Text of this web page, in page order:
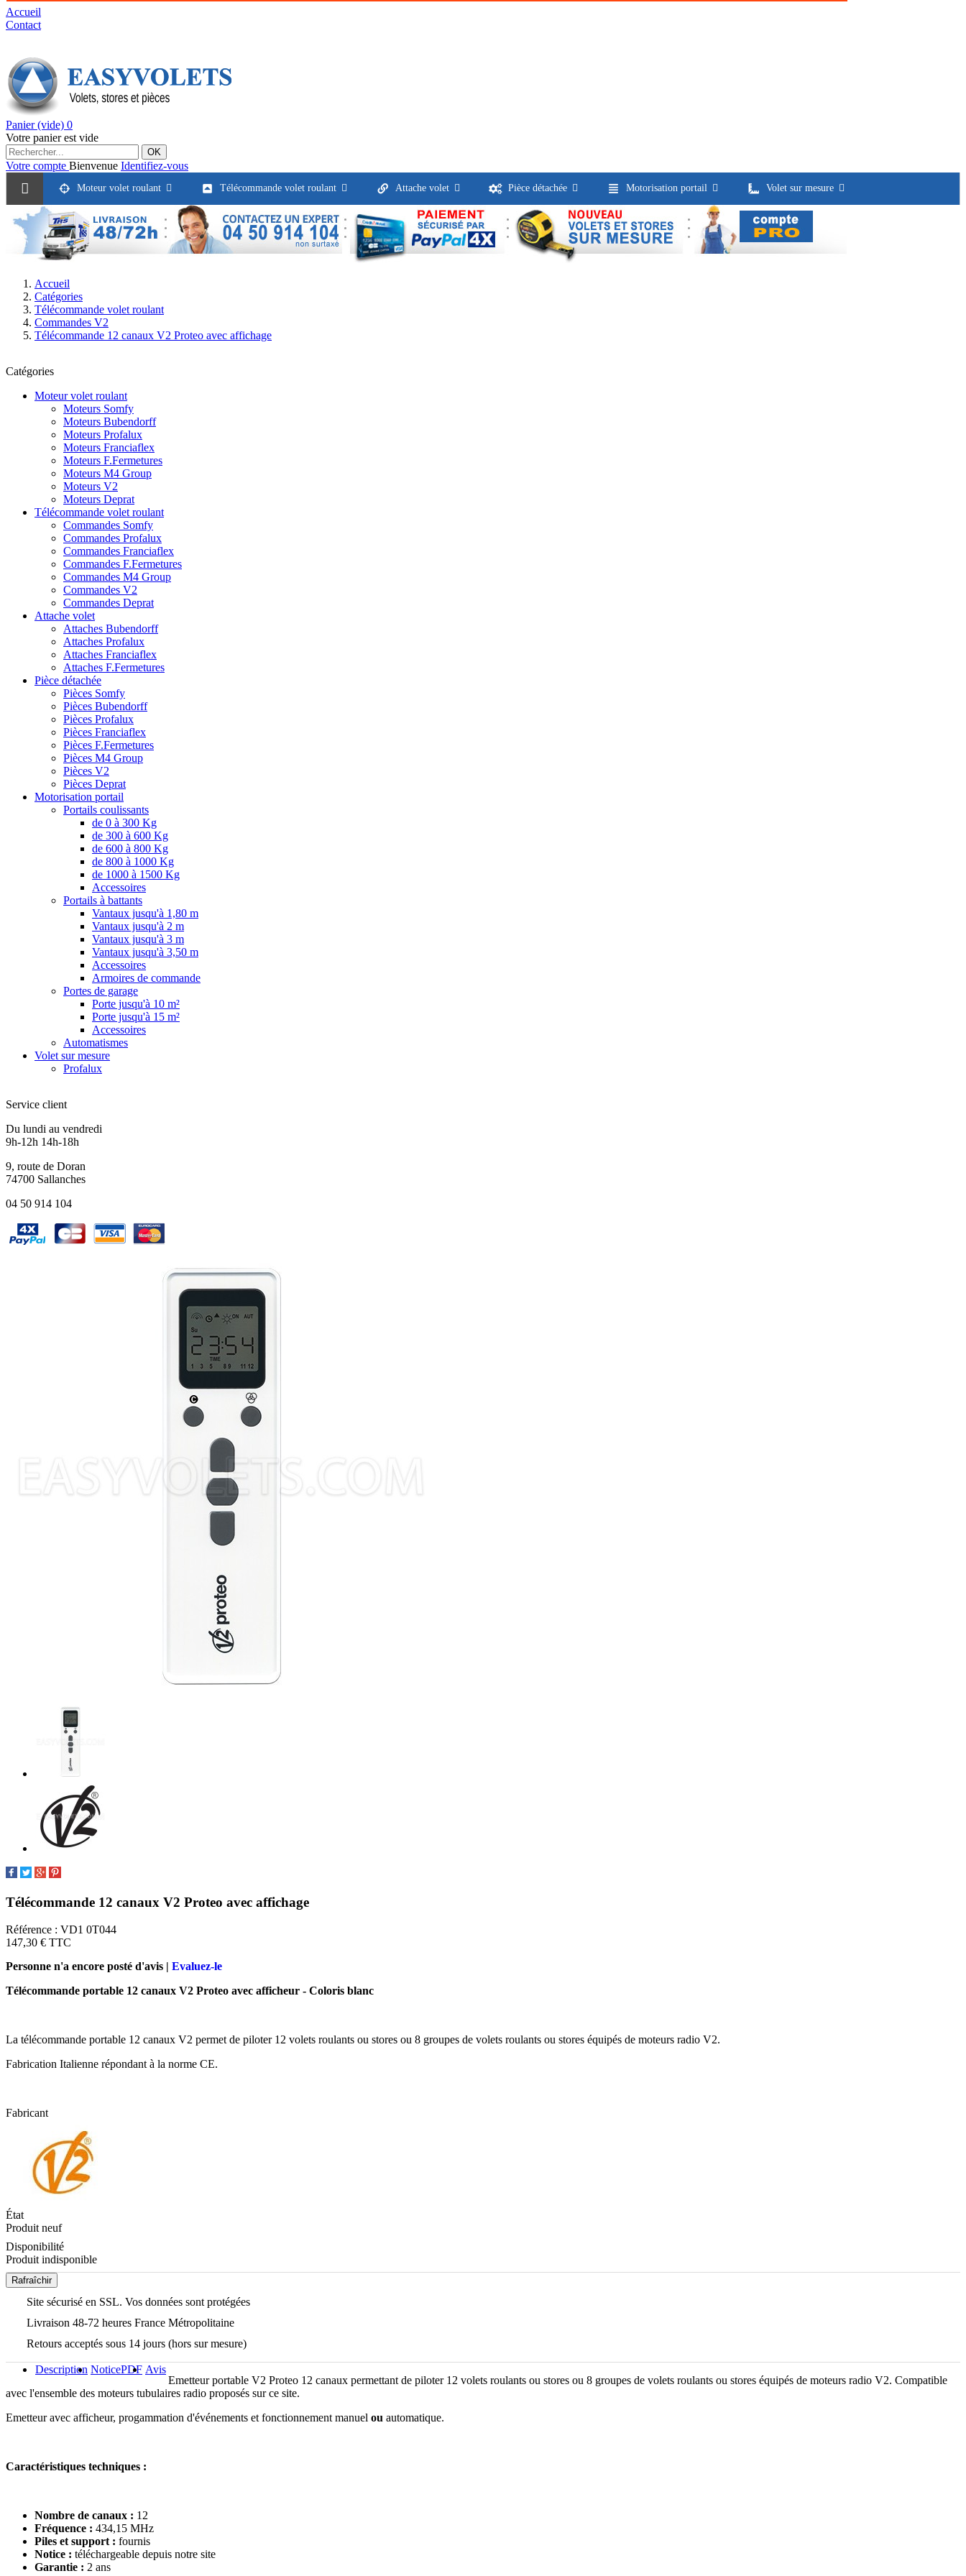
Accueil
Contact
Panier (vide) 0
Votre panier est vide
OK
Votre compte Bienvenue Identifiez-vous
Moteur volet roulant Télécommande volet roulant Attache volet Pièce détachée Motorisation portail Volet sur mesure
Accueil
Catégories
Télécommande volet roulant
Commandes V2
Télécommande 12 canaux V2 Proteo avec affichage
Catégories
Moteur volet roulant
Moteurs Somfy
Moteurs Bubendorff
Moteurs Profalux
Moteurs Franciaflex
Moteurs F.Fermetures
Moteurs M4 Group
Moteurs V2
Moteurs Deprat
Télécommande volet roulant
Commandes Somfy
Commandes Profalux
Commandes Franciaflex
Commandes F.Fermetures
Commandes M4 Group
Commandes V2
Commandes Deprat
Attache volet
Attaches Bubendorff
Attaches Profalux
Attaches Franciaflex
Attaches F.Fermetures
Pièce détachée
Pièces Somfy
Pièces Bubendorff
Pièces Profalux
Pièces Franciaflex
Pièces F.Fermetures
Pièces M4 Group
Pièces V2
Pièces Deprat
Motorisation portail
Portails coulissants
de 0 à 300 Kg
de 300 à 600 Kg
de 600 à 800 Kg
de 800 à 1000 Kg
de 1000 à 1500 Kg
Accessoires
Portails à battants
Vantaux jusqu'à 1,80 m
Vantaux jusqu'à 2 m
Vantaux jusqu'à 3 m
Vantaux jusqu'à 3,50 m
Accessoires
Armoires de commande
Portes de garage
Porte jusqu'à 10 m²
Porte jusqu'à 15 m²
Accessoires
Automatismes
Volet sur mesure
Profalux
Service client
Du lundi au vendredi
9h-12h 14h-18h
9, route de Doran
74700 Sallanches
04 50 914 104
Télécommande 12 canaux V2 Proteo avec affichage
Référence : VD1 0T044
147,30 € TTC
Personne n'a encore posté d'avis | Evaluez-le
Télécommande portable 12 canaux V2 Proteo avec afficheur - Coloris blanc
La télécommande portable 12 canaux V2 permet de piloter 12 volets roulants ou stores ou 8 groupes de volets roulants ou stores équipés de moteurs radio V2.
Fabrication Italienne répondant à la norme CE.
Fabricant
État
Produit neuf
Disponibilité
Produit indisponible
Site sécurisé en SSL. Vos données sont protégées
Livraison 48-72 heures France Métropolitaine
Retours acceptés sous 14 jours (hors sur mesure)
Description NoticePDF Avis
Emetteur portable V2 Proteo 12 canaux permettant de piloter 12 volets roulants ou stores ou 8 groupes de volets roulants ou stores équipés de moteurs radio V2. Compatible
avec l'ensemble des moteurs tubulaires radio proposés sur ce site.
Emetteur avec afficheur, progammation d'événements et fonctionnement manuel ou automatique.
Caractéristiques techniques :
Nombre de canaux : 12
Fréquence : 434,15 MHz
Piles et support : fournis
Notice : téléchargeable depuis notre site
Garantie : 2 ans